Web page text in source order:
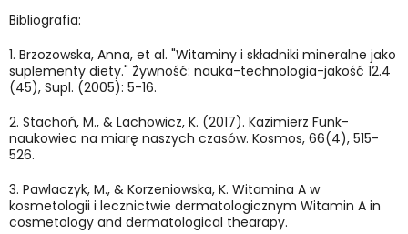
Bibliografia:
1. Brzozowska, Anna, et al. "Witaminy i składniki mineralne jako
suplementy diety." Żywność: nauka-technologia-jakość 12.4
(45), Supl. (2005): 5-16.
2. Stachoń, M., & Lachowicz, K. (2017). Kazimierz Funk-
naukowiec na miarę naszych czasów. Kosmos, 66(4), 515-
526.
3. Pawlaczyk, M., & Korzeniowska, K. Witamina A w
kosmetologii i lecznictwie dermatologicznym Witamin A in
cosmetology and dermatological thearapy.